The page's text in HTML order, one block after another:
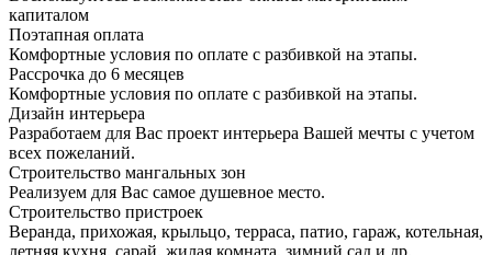
капиталом
Поэтапная оплата
Комфортные условия по оплате с разбивкой на этапы.
Рассрочка до 6 месяцев
Комфортные условия по оплате с разбивкой на этапы.
Дизайн интерьера
Разработаем для Вас проект интерьера Вашей мечты с учетом
всех пожеланий.
Строительство мангальных зон
Реализуем для Вас самое душевное место.
Строительство пристроек
Веранда, прихожая, крыльцо, терраса, патио, гараж, котельная,